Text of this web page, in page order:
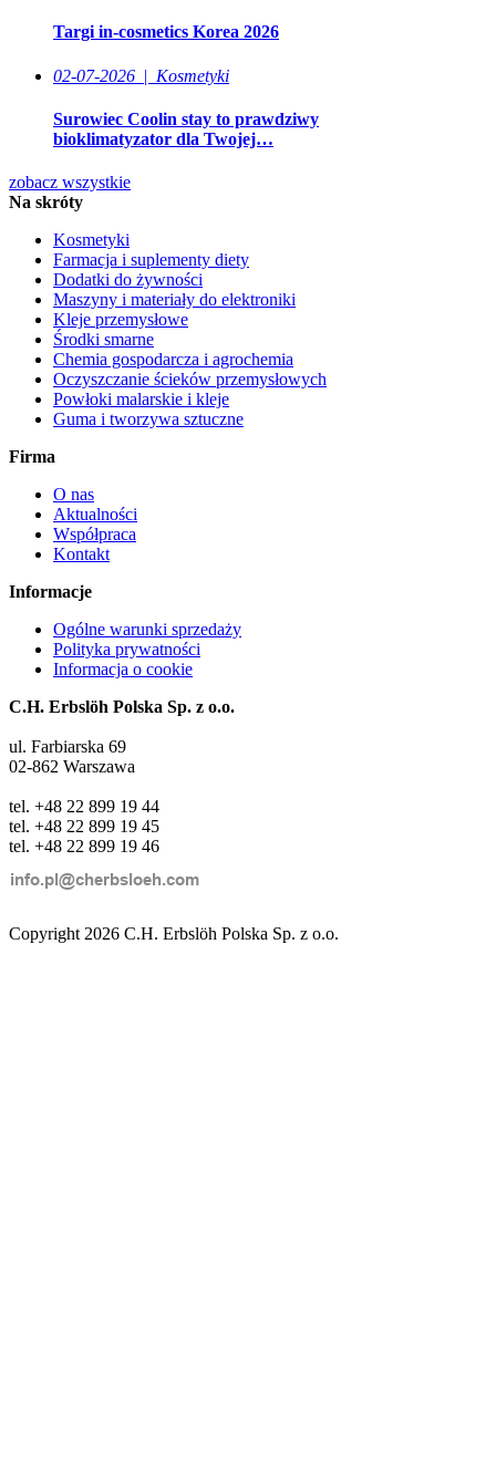
Targi in-cosmetics Korea 2026
02-07-2026 | Kosmetyki
Surowiec Coolin stay to prawdziwy
bioklimatyzator dla Twojej…
zobacz wszystkie
Na skróty
Kosmetyki
Farmacja i suplementy diety
Dodatki do żywności
Maszyny i materiały do elektroniki
Kleje przemysłowe
Środki smarne
Chemia gospodarcza i agrochemia
Oczyszczanie ścieków przemysłowych
Powłoki malarskie i kleje
Guma i tworzywa sztuczne
Firma
O nas
Aktualności
Współpraca
Kontakt
Informacje
Ogólne warunki sprzedaży
Polityka prywatności
Informacja o cookie
C.H. Erbslöh Polska Sp. z o.o.
ul. Farbiarska 69
02-862 Warszawa
tel. +48 22 899 19 44
tel. +48 22 899 19 45
tel. +48 22 899 19 46
Copyright 2026 C.H. Erbslöh Polska Sp. z o.o.